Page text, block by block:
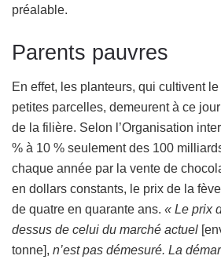
préalable.
Parents pauvres
En effet, les planteurs, qui cultivent
petites parcelles, demeurent à ce
de la filière. Selon l’Organisation
% à 10 % seulement des 100
chaque année par la vente de
en dollars constants, le prix de la
de quatre en quarante ans. « Le prix
dessus de celui du marché actuel
tonne], n’est pas démesuré. La